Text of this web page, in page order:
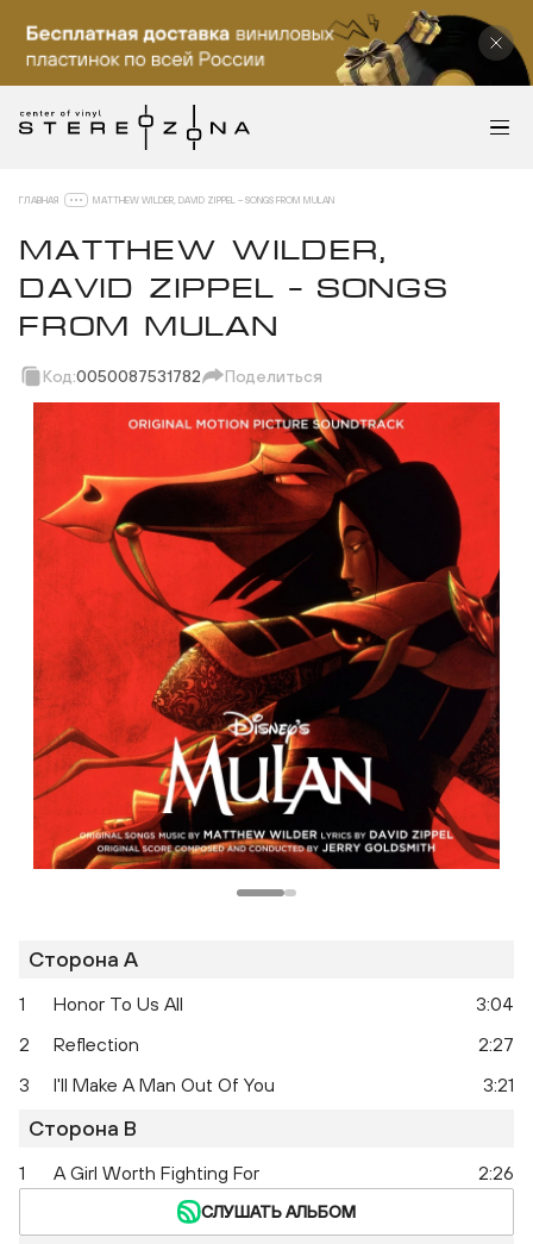
ГЛАВНАЯ MATTHEW WILDER, DAVID ZIPPEL – SONGS FROM MULAN
MATTHEW WILDER,
DAVID ZIPPEL – SONGS
FROM MULAN
Код:0050087531782 Поделиться
Скопировать ссылку
Телеграм
Макс
ВКонтакте
Одноклассники
Сторона A
1 Honor To Us All
3:04
2
Reflection
2:27
3
I'll Make A Man Out Of You 3:21
Сторона B
1 A Girl Worth Fighting For 2:26
СЛУШАТЬ АЛЬБОМ